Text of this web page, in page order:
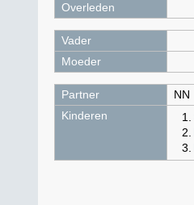
Overleden
Vader
Moeder
Partner
NN
Kinderen